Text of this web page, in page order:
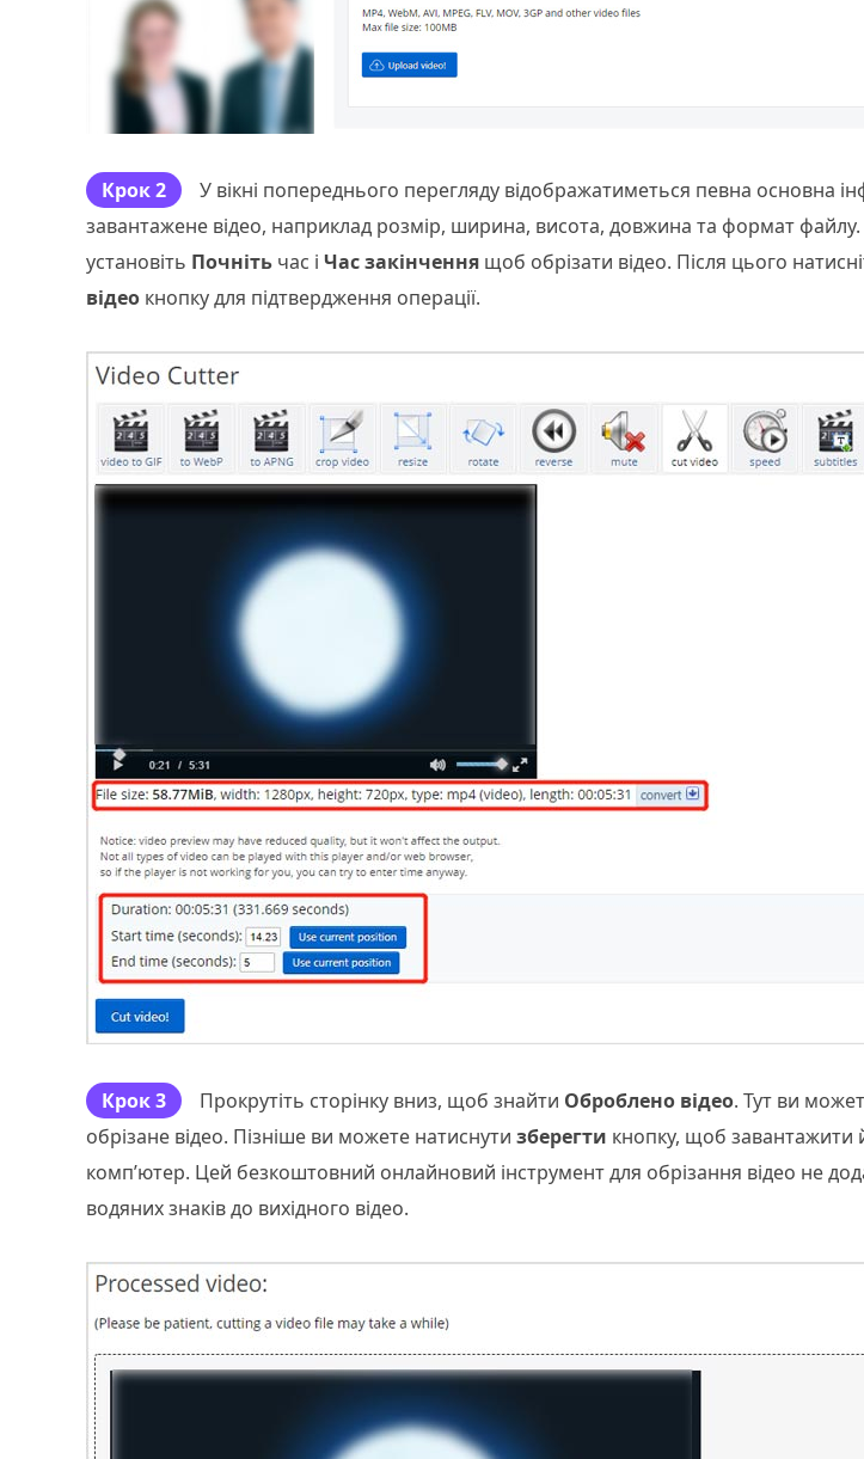
Крок 2
У вікні попереднього перегляду відображатиметься певна основна
завантажене відео, наприклад розмір, ширина, висота, довжина та формат файлу.
установіть Почніть час і Час закінчення щоб обрізати відео. Після цього
відео кнопку для підтвердження операції.
Крок 3 Прокрутіть сторінку вниз, щоб знайти Оброблено відео. Тут ви
обрізане відео. Пізніше ви можете натиснути зберегти кнопку, щоб завантажити
комп’ютер. Цей безкоштовний онлайновий інструмент для обрізання відео не
водяних знаків до вихідного відео.